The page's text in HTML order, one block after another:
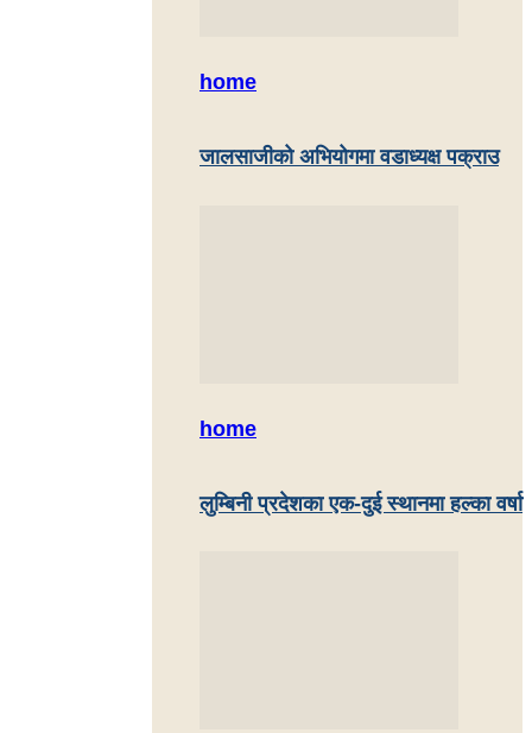
home
जालसाजीको अभियोगमा वडाध्यक्ष पक्राउ
home
लुम्बिनी प्रदेशका एक-दुई स्थानमा हल्का वर्षा